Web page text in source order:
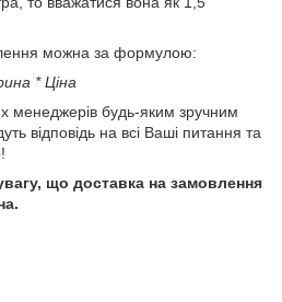
можна за формулою:
* Ціна
менеджерів будь-яким зручним
відповідь на всі Ваші питання та
що доставка на замовлення